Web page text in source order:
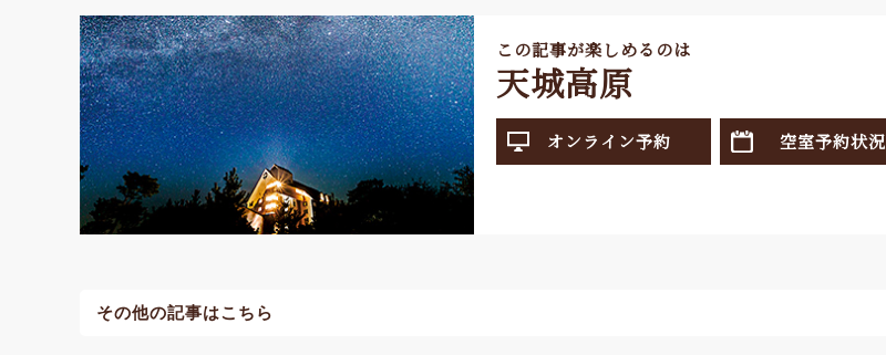
この記事が楽しめるのは
天城高原
オンライン予約 空室予約状況
その他の記事はこちら